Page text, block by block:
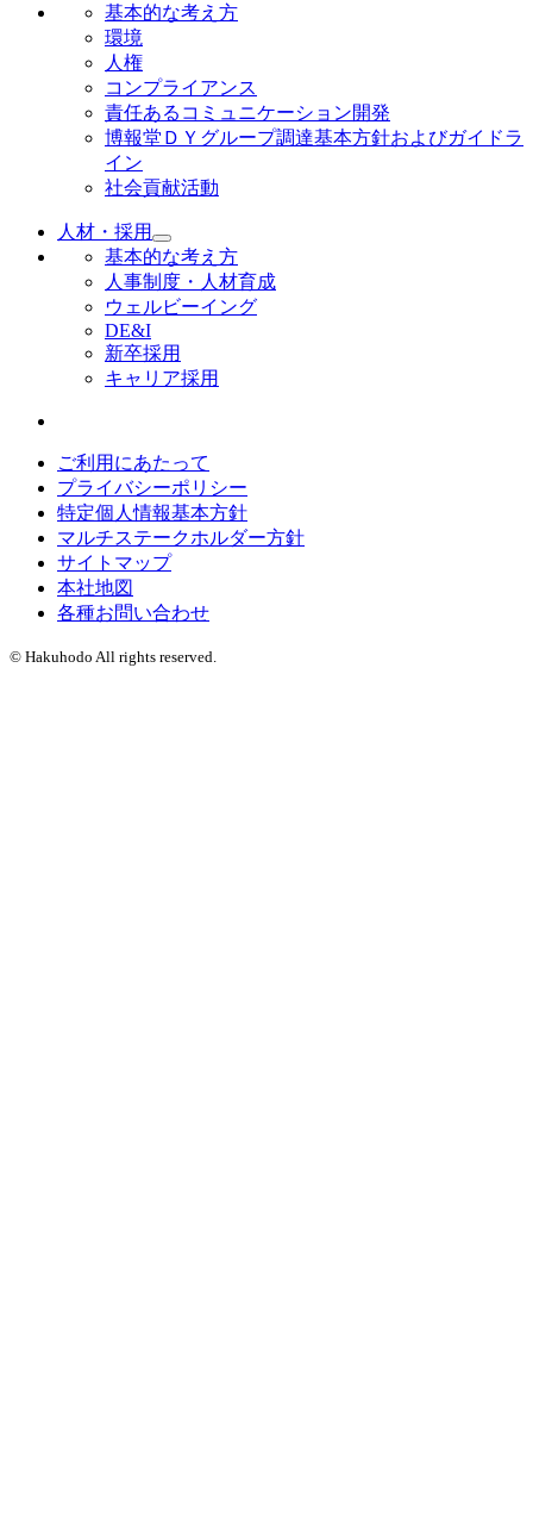
基本的な考え方
環境
人権
コンプライアンス
責任あるコミュニケーション開発
博報堂ＤＹグループ調達基本方針およびガイドラ
イン
社会貢献活動
人材・採用
基本的な考え方
人事制度・人材育成
ウェルビーイング
DE&I
新卒採用
キャリア採用
ご利用にあたって
プライバシーポリシー
特定個人情報基本方針
マルチステークホルダー方針
サイトマップ
本社地図
各種お問い合わせ
© Hakuhodo All rights reserved.